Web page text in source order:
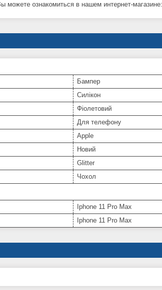
можете ознакомиться в нашем интернет-
Бампер
Силікон
Фіолетовий
Для телефону
Apple
Новий
Glitter
Чохол
Iphone 11 Pro Max
Iphone 11 Pro Max